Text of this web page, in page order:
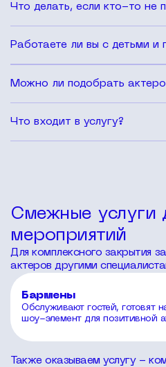
собрать группу в короткий
заявки.
Что делать, если кто-то не
чтобы не останавливать съёмку.
Работаете ли вы с детьми
числе семейные пары,
Можно ли подобрать
подберём максимально близкие
Что входит в услугу?
Смежные услуги
мероприятий
Для комплексного закрытия
актеров другими
Бармены
Обслуживают гостей, готовят
шоу-элемент для позитивной
Также оказываем услугу -